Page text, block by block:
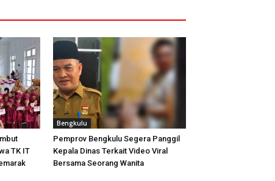
TK IT
Bengkulu
Pemprov Bengkulu Segera Panggil
Kepala Dinas Terkait Video Viral
Bersama Seorang Wanita